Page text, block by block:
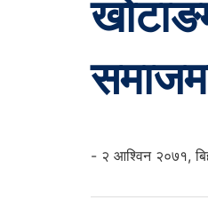
- २ आश्विन २०७१,